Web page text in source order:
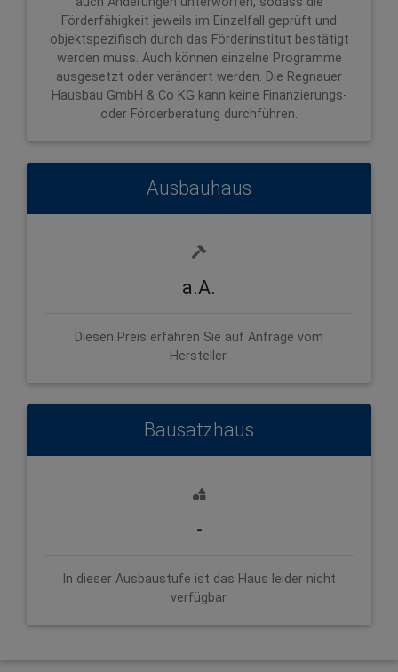
Förderfähigkeit jeweils im Einzelfall geprüft und
objektspezifisch durch das Förderinstitut bestätigt
werden muss. Auch können einzelne Programme
ausgesetzt oder verändert werden. Die Regnauer
Hausbau GmbH & Co KG kann keine Finanzierungs-
oder Förderberatung durchführen.
Ausbauhaus
a.A.
Diesen Preis erfahren Sie auf Anfrage vom
Hersteller.
Bausatzhaus
-
In dieser Ausbaustufe ist das Haus leider nicht
verfügbar.